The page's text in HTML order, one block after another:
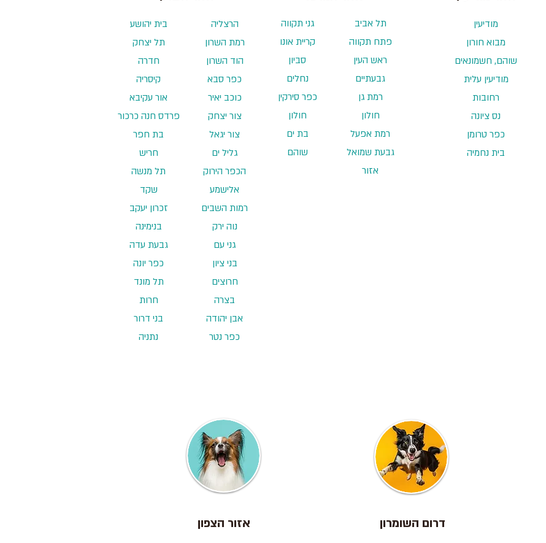
בית יהושע
תל יצחק
חדרה
קיסריה
אור עקיבא
פרדס חנה כרכור
בת חפר
חריש
תל מנשה
שקד
זכרון יעקב
בנימינה
גבעת עדה
כפר יונה
תל מונד
חרות
בני דרור
נתניה
הרצליה
רמת השרון
הוד השרון
כפר סבא
כוכב יאיר
צור יצחק
צור יגאל
גליל ים
הכפר הירוק
אלישמע
רמות השבים
​נוה ירק
גני עם
בני ציון
חרוצים
בצרה
אבן יהודה
כפר נטר
תל אביב
פתח תקווה
ראש העין
גבעתיים
רמת גן
חולון
רמת אפעל
גבעת שמואל
אזור
גני תקווה
קריית אונו
סביון
נחלים
כפר סירקין
חולון
בת ים
שוהם
מודיעין
מבוא חורון
שוהם, חשמונאים
מודיעין עלית
רחובות
נס ציונה
כפר טרומן
בית נחמיה
אזור הצפון דרום השומרון